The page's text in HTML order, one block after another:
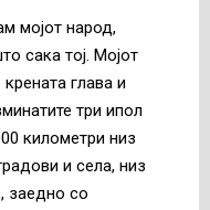
мојот народ,
сака тој. Мојот
глава и
три ипол
километри низ
и села, низ
заедно со